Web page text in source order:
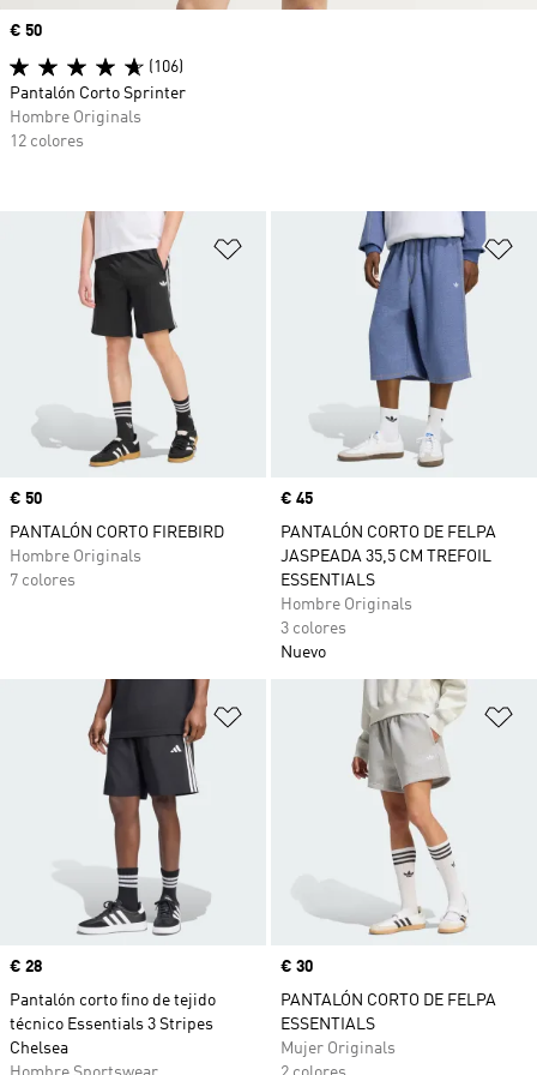
Añadir a la lista de deseos
Precio
€ 50
PANTALÓN CORTO FIREBIRD
Hombre Originals
7 colores
Precio
€ 45
PANTALÓN CORTO DE FELPA
JASPEADA 35,5 CM TREFOIL
ESSENTIALS
Hombre Originals
3 colores
Nuevo
Añadir a la lista de deseos
Precio
€ 28
Pantalón corto fino de tejido
técnico Essentials 3 Stripes
Chelsea
Precio
€ 30
PANTALÓN CORTO DE FELPA
ESSENTIALS
Mujer Originals
Precio
€ 50
(106)
Pantalón Corto Sprinter
Hombre Originals
12 colores